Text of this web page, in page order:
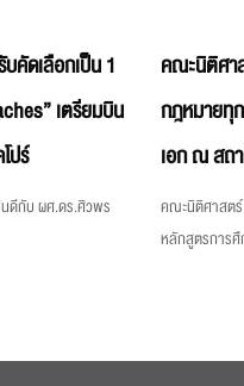
คัดเลือกเป็น 1
เตรียมบิน
ปร์
ดีกับ ผศ.ดร.ศิวพร
คณะนิติศา
กฎหมายทุ
เอก ณ สถ
คณะนิติศาสตร์
หลักสูตรการ